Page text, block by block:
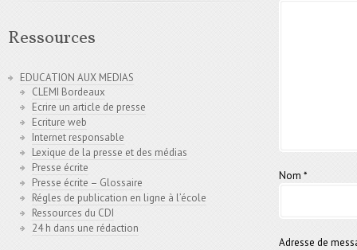
Nom *
Adresse de
Ressources
EDUCATION AUX MEDIAS
CLEMI Bordeaux
Ecrire un article de presse
Ecriture web
Internet responsable
Lexique de la presse et des médias
Presse écrite
Presse écrite – Glossaire
Régles de publication en ligne à l’école
Ressources du CDI
24 h dans une rédaction